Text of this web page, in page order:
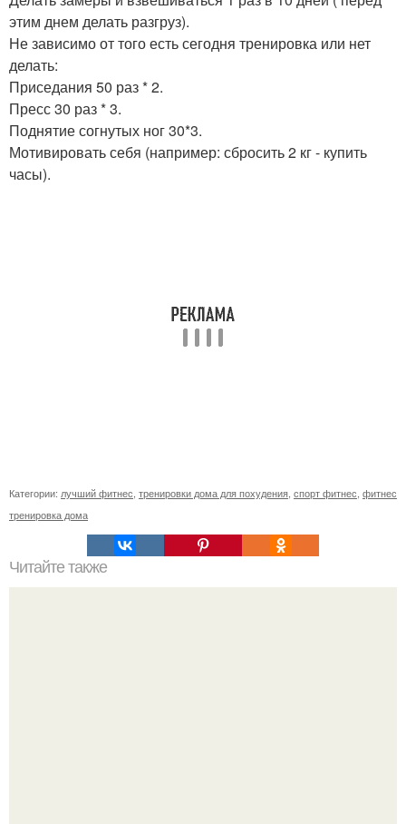
этим днем делать разгруз).
Не зависимо от того есть сегодня тренировка или нет
делать:
Приседания 50 раз * 2.
Пресс 30 раз * 3.
Поднятие согнутых ног 30*3.
Мотивировать себя (например: сбросить 2 кг - купить
часы).
Категории: лучший фитнес тренировки дома для похудения спорт фитнес фитнес
тренировка дома
Читайте также